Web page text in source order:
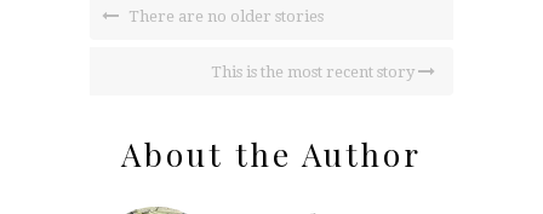
There are no older stories
This is the most recent story
About the Author